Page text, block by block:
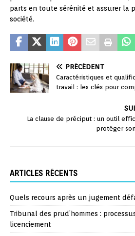
parts en toute sérénité et assurer la
société.
PRÉCÉDENT
Caractéristiques et
travail : les clés pour
La clause de préciput : un outil
protéger
ARTICLES RÉCENTS
Quels recours après un jugement
Tribunal des prud’hommes :
licenciement